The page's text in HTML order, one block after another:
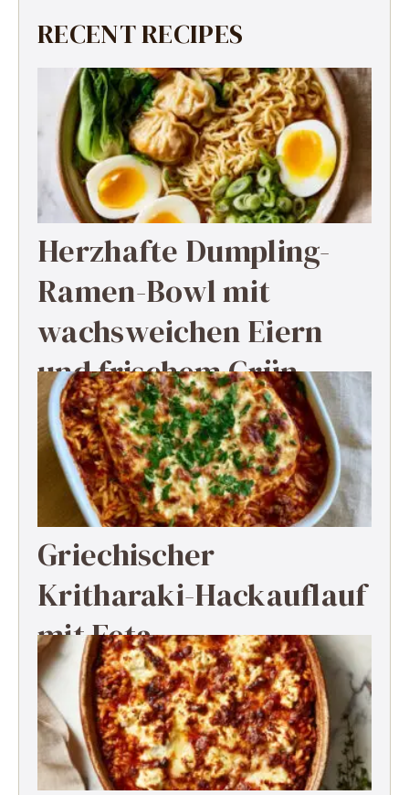
RECENT RECIPES
Herzhafte Dumpling-
Ramen-Bowl mit
wachsweichen Eiern
und frischem Grün
Griechischer
Kritharaki-Hackauflauf
mit Feta